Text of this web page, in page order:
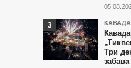
Три